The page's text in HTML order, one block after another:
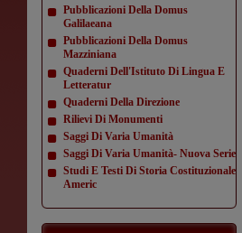
Pubblicazioni Della Domus
Galilaeana
Pubblicazioni Della Domus
Mazziniana
Quaderni Dell'Istituto Di Lingua E
Letteratur
Quaderni Della Direzione
Rilievi Di Monumenti
Saggi Di Varia Umanità
Saggi Di Varia Umanità- Nuova Serie
Studi E Testi Di Storia Costituzionale
Americ